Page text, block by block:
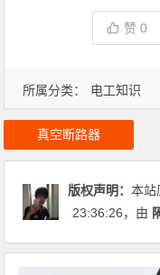
所属分类： 电工知识
赞0
真空断路器
版权声明：本站
23:36:26，由